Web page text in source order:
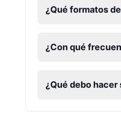
¿Qué formatos
¿Con qué
¿Qué debo